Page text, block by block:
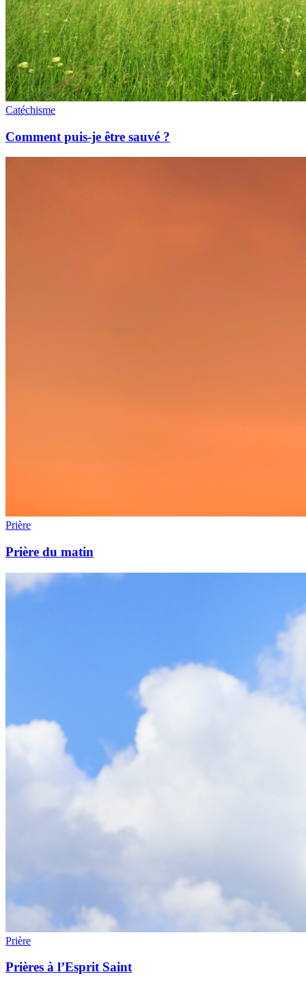
Catéchisme
Comment puis-je être sauvé ?
Prière
Prière du matin
Prière
Prières à l’Esprit Saint